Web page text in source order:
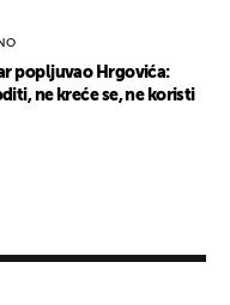
popljuvao Hrgovića:
ne kreće se, ne koristi